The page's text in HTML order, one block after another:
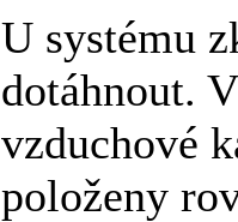
U systému
dotáhnout.
vzduchové
položeny